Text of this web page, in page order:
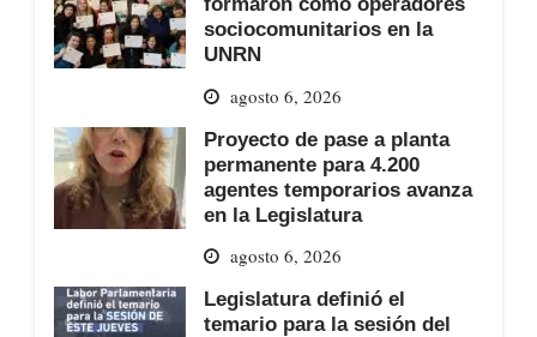
sociocomunitarios en la
UNRN
agosto 6, 2026
Proyecto de pase a planta
permanente para 4.200
agentes temporarios avanza
en la Legislatura
agosto 6, 2026
Legislatura definió el
temario para la sesión del